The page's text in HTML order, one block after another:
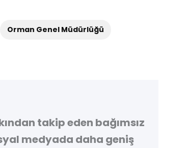
Orman Genel Müdürlüğü
takip eden bağımsız
medyada daha geniş